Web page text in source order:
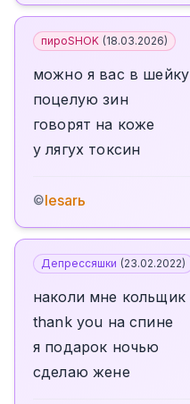
пироSHOK (18.03.2026)
можно я вас в шейку
поцелую зин
говорят на коже
у лягух токсин
©lesarь
Депрессяшки (23.02.2022)
наколи мне кольщик
thank you на спине
я подарок ночью
сделаю жене